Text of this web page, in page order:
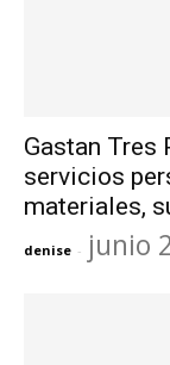
Gastan Tres
servicios
materiales,
denise - junio